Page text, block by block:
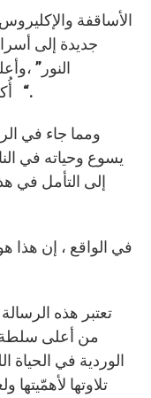
جديدة إلى
أُكتوبر2003 ، السنة ” الوردية المقدسة “.
ومما جاء في
يسوع وحياته في
إلى التأمل في
في الواقع ، إن هذا
تعتبر هذه
من أعلى سلطة
الوردية في الحياة
تلاوتها